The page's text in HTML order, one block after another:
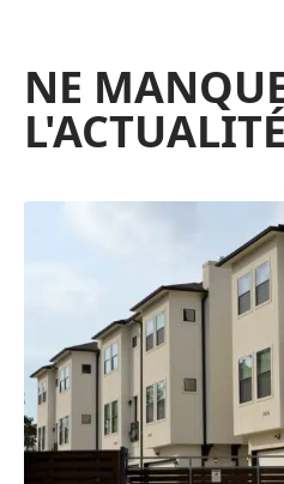
NE
L'ACTUALITÉ